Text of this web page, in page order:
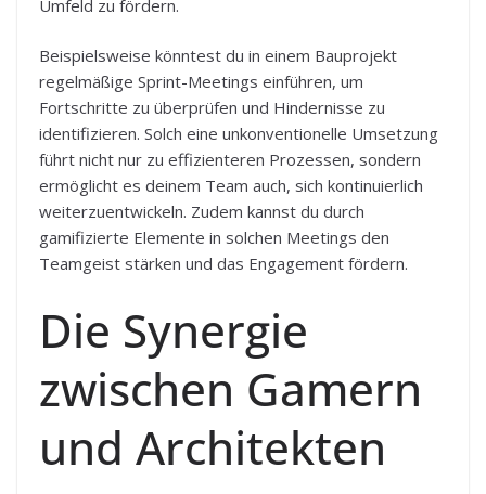
Umfeld zu fördern.
Beispielsweise könntest du in einem Bauprojekt
regelmäßige Sprint-Meetings einführen, um
Fortschritte zu überprüfen und Hindernisse zu
identifizieren. Solch eine unkonventionelle Umsetzung
führt nicht nur zu effizienteren Prozessen, sondern
ermöglicht es deinem Team auch, sich kontinuierlich
weiterzuentwickeln. Zudem kannst du durch
gamifizierte Elemente in solchen Meetings den
Teamgeist stärken und das Engagement fördern.
Die Synergie
zwischen Gamern
und Architekten